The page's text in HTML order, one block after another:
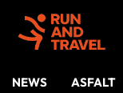
NEWS ASFALT